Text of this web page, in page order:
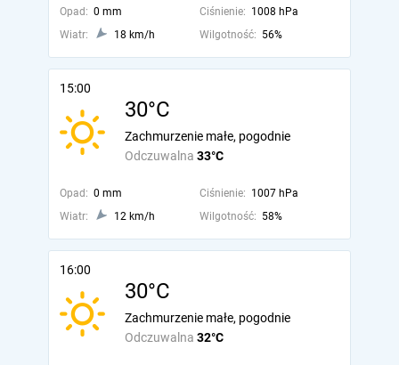
Opad: 0 mm Ciśnienie: 1008 hPa
Wiatr:
18 km/h Wilgotność: 56%
15:00
30°C
Odczuwalna 33°C
Zachmurzenie małe, pogodnie
Opad: 0 mm Ciśnienie: 1007 hPa
Wiatr:
12 km/h Wilgotność: 58%
16:00
30°C
Odczuwalna 32°C
Zachmurzenie małe, pogodnie